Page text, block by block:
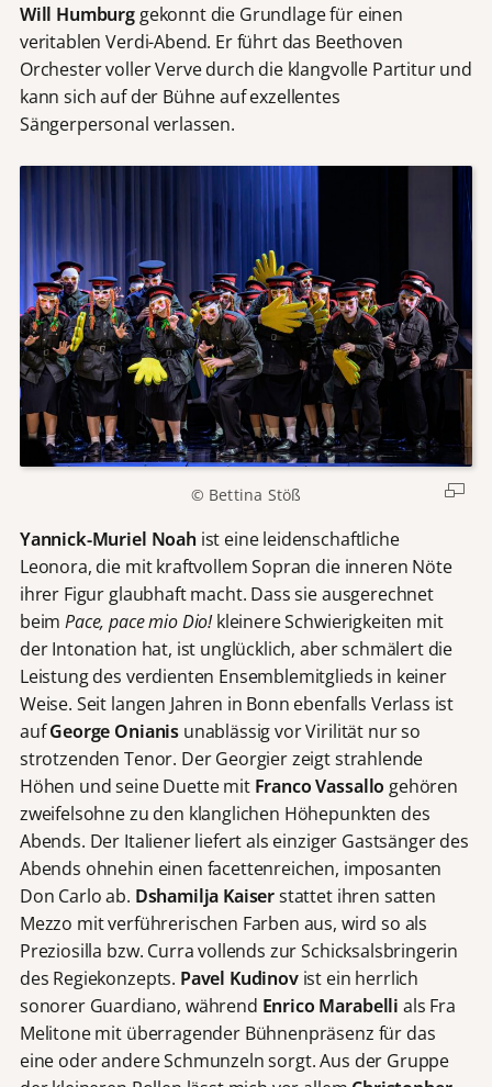
Will Humburg gekonnt die Grundlage für einen
veritablen Verdi-Abend. Er führt das Beethoven
Orchester voller Verve durch die klangvolle Partitur und
kann sich auf der Bühne auf exzellentes
Sängerpersonal verlassen.
© Bettina Stöß
Yannick-Muriel Noahist eine leidenschaftliche
Leonora, die mit kraftvollem Sopran die inneren Nöte
ihrer Figur glaubhaft macht. Dass sie ausgerechnet
beimPace, pace mio Dio!kleinere Schwierigkeiten mit
der Intonation hat, ist unglücklich, aber schmälert die
Leistung des verdienten Ensemblemitglieds in keiner
Weise. Seit langen Jahren in Bonn ebenfalls Verlass ist
aufGeorge Onianis unablässig vor Virilität nur so
strotzenden Tenor. Der Georgier zeigt strahlende
Höhen und seine Duette mit Franco Vassallo gehören
zweifelsohne zu den klanglichen Höhepunkten des
Abends. Der Italiener liefert als einziger Gastsänger des
Abends ohnehin einen facettenreichen, imposanten
Don Carlo ab. Dshamilja Kaiserstattet ihren satten
Mezzo mit verführerischen Farben aus, wird so als
Preziosilla bzw. Curra vollends zur Schicksalsbringerin
des Regiekonzepts. Pavel Kudinovist ein herrlich
sonorer Guardiano, während Enrico Marabelli als Fra
Melitone mit überragender Bühnenpräsenz für das
eine oder andere Schmunzeln sorgt. Aus der Gruppe